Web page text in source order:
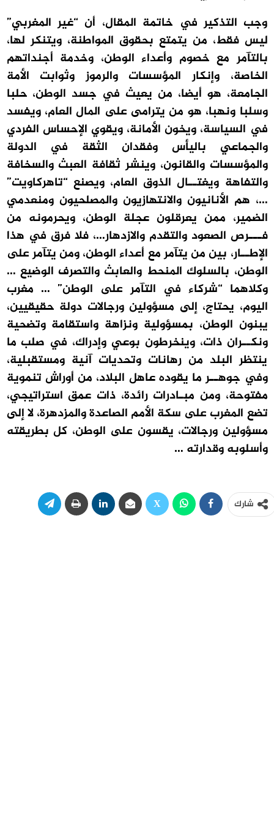
وجب التذكير في خاتمة المقال، أن “غير المغربي”
ليس فقط، من يتمتع بحقوق المواطنة، ويتنكر لها،
بالتآمر مع خصوم وأعداء الوطن، وخدمة أجنداتهم
الخاصة، وإنكار المؤسسات والرموز وثوابت الأمة
الجامعة، هو أيضا، من يعيث في جسد الوطن، حلبا
وسلبا ونهبا، هو من يترامى على المال العام، ويفسد
في السياسة، ويخون الأمانة، ويقوي الإحساس الفردي
والجماعي باليأس وفقدان الثقة في الدولة
والمؤسسات والقانون، وينشر ثقافة العبث والسخافة
والتفاهة ويغتــال الذوق العام، ويصنع “تاهركاويت”
…، هم الأنانيون والانتهازيون والمصلحيون ومنعدمي
الضمير، ممن يعرقلون عجلة الوطن، ويحرمونه من
فـــرص الصعود والتقدم والازدهار…، فلا فرق في هذا
الإطــار، بين من يتآمر مع أعداء الوطن، ومن يتآمر على
الوطن، بالسلوك المنحط والعابث والتصرف الوضيع …
وكلاهما “شركاء في التآمر على الوطن” … مغرب
اليوم، يحتاج، إلى مسؤولين ورجالات دولة حقيقيين،
يبنون الوطن، بمسؤولية ونزاهة واستقامة وتضحية
ونكــران ذات، وينخرطون بوعي وإدراك، في صلب ما
ينتظر البلد من رهانات وتحديات آنية ومستقبلية،
وفي جوهــر ما يقوده عاهل البلاد، من أوراش تنموية
مفتوحة، ومن مبـادرات رائدة، ذات عمق استراتيجي،
تضع المغرب على سكة الأمم الصاعدة والمزدهرة، لا إلى
مسؤولين ورجالات، يقسون على الوطن، كل بطريقته
وأسلوبه وقدارته …
شارك